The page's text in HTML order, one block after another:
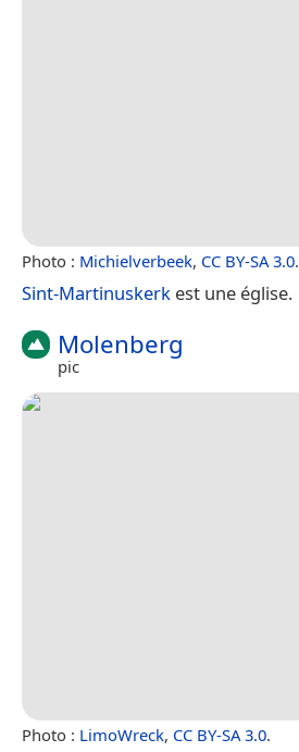
Photo : Michielverbeek, CC BY-SA 3.0.
Sint-Martinuskerk est une église.
Molenberg
pic
Photo : LimoWreck, CC BY-SA 3.0.